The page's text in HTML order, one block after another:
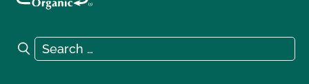
Search for:
Search